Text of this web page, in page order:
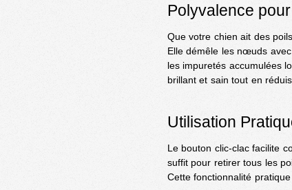
Polyvalence
Que votre chien ait des
Elle démêle les nœuds
les impuretés accumulées
brillant et sain tout en
Utilisation
Le bouton clic-clac facilite
suffit pour retirer tous les
Cette fonctionnalité